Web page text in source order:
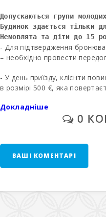
Пляж Кала
Гран (км):
Пляж Кала
Серена (км):
Barques
(km):
Пляж Кала
Феррера
Са Нау (км):
Допускаються групи
Будинок здається тільки
Немовлята та діти до 15
- Для підтвердження
– необхідно провести
- У день приїзду, клієнти
в розмірі 500 €, яка
* Після перевірки
оренди).
- Фінальне прибирання (лише
300 євро.
Докладніше
0
ВАШІ КОМЕНТАРІ